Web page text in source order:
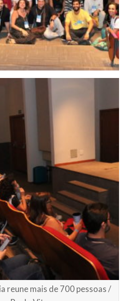
reune mais de 700 pessoas /